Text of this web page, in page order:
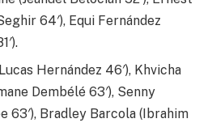
64′), Equi Fernández
Hernández 46′), Khvicha
Dembélé 63′), Senny
63′), Bradley Barcola (Ibrahim